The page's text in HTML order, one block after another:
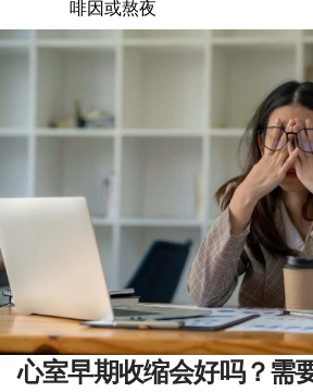
啡因或熬夜
心室早期收缩会好吗？需